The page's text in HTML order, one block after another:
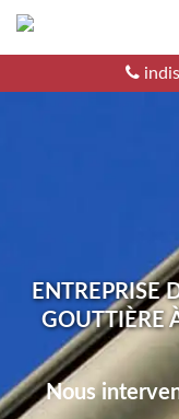
ENTREPRISE
GOUTTIÈRE
Nous